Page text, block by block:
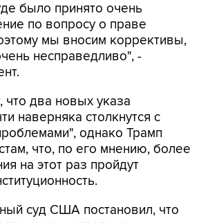
было принято очень
по вопросу о праве
мы вносим коррективы,
несправедливо", -
что два новых указа
наверняка столкнутся с
однако Трамп
что, по его мнению, более
на этот раз пройдут
суд США постановил, что